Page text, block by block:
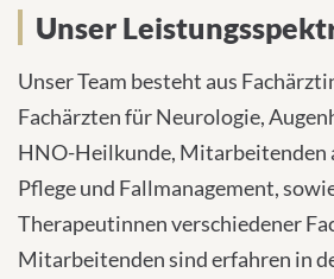
Leistungen
Unser
Unser Team besteht aus
Fachärzten für Neurologie,
HNO-Heilkunde, Mitarbeitenden
Pflege und Fallmanagement,
Therapeutinnen verschiedener
Mitarbeitenden sind erfahren in